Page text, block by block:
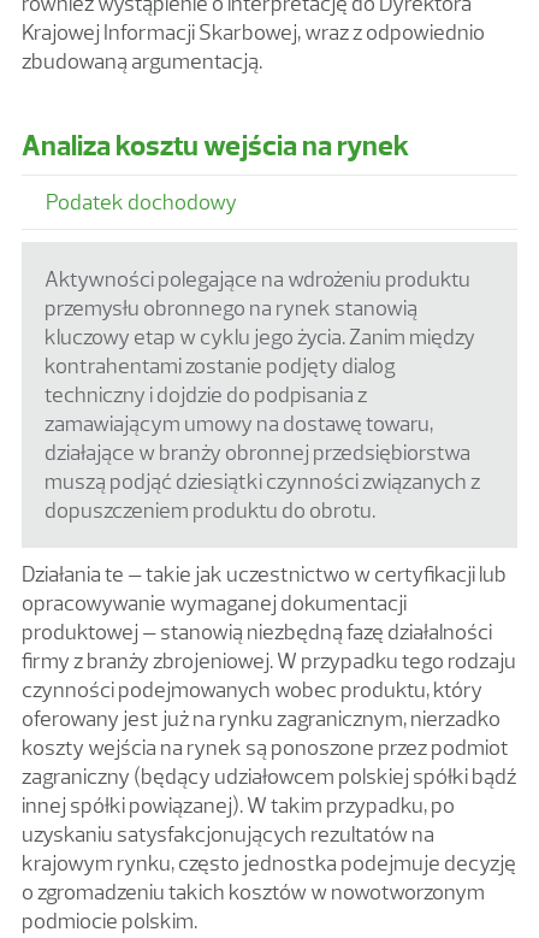
Krajowej Informacji Skarbowej, wraz z odpowiednio
zbudowaną argumentacją.
Analiza kosztu wejścia na rynek
Podatek dochodowy
Aktywności polegające na wdrożeniu produktu
przemysłu obronnego na rynek stanowią
kluczowy etap w cyklu jego życia. Zanim między
kontrahentami zostanie podjęty dialog
techniczny i dojdzie do podpisania z
zamawiającym umowy na dostawę towaru,
działające w branży obronnej przedsiębiorstwa
muszą podjąć dziesiątki czynności związanych z
dopuszczeniem produktu do obrotu.
Działania te – takie jak uczestnictwo w certyfikacji lub
opracowywanie wymaganej dokumentacji
produktowej – stanowią niezbędną fazę działalności
firmy z branży zbrojeniowej. W przypadku tego rodzaju
czynności podejmowanych wobec produktu, który
oferowany jest już na rynku zagranicznym, nierzadko
koszty wejścia na rynek są ponoszone przez podmiot
zagraniczny (będący udziałowcem polskiej spółki bądź
innej spółki powiązanej). W takim przypadku, po
uzyskaniu satysfakcjonujących rezultatów na
krajowym rynku, często jednostka podejmuje decyzję
o zgromadzeniu takich kosztów w nowotworzonym
podmiocie polskim.